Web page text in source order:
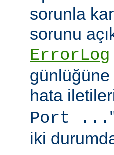
sorunla
sorunu
ErrorLog
günlüğüne
hata
Port ...
iki